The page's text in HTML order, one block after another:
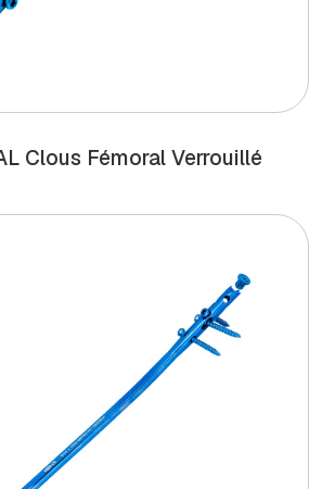
Clous Fémoral Verrouillé